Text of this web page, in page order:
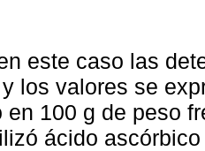
este caso las
los valores se
en 100 g de peso
ácido